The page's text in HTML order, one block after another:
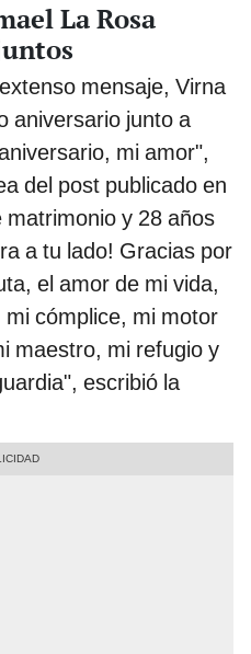
La Rosa
mensaje, Virna
aniversario junto a
mi amor",
del post publicado en
y 28 años
a tu lado! Gracias por
el amor de mi vida,
cómplice, mi motor
maestro, mi refugio y
escribió la